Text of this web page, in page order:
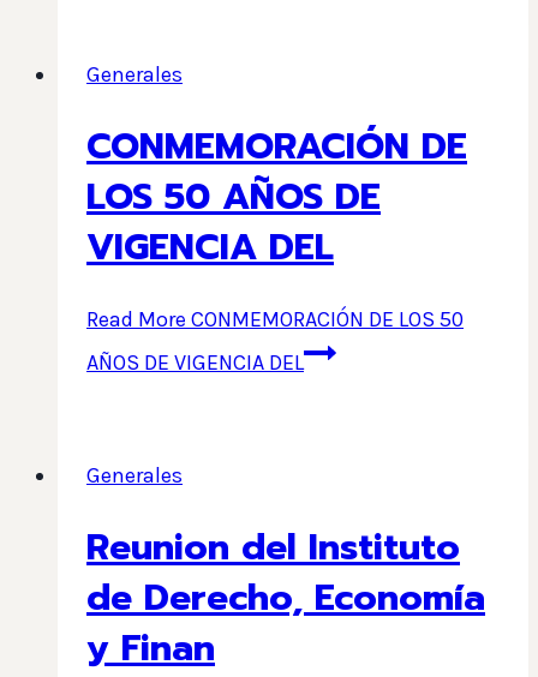
Generales
CONMEMORACIÓN DE
LOS 50 AÑOS DE
VIGENCIA DEL
Read More CONMEMORACIÓN DE LOS 50
AÑOS DE VIGENCIA DEL
Generales
Reunion del Instituto
de Derecho, Economía
y Finan